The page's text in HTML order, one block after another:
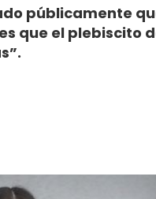
públicamente
que el plebiscito